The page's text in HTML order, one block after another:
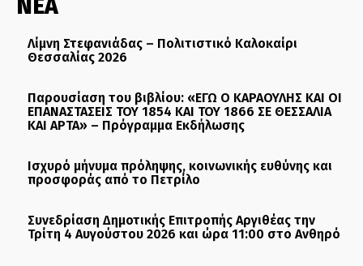
ΝΕΑ
Λίμνη Στεφανιάδας – Πολιτιστικό Καλοκαίρι
Θεσσαλίας 2026
Παρουσίαση του βιβλίου: «ΕΓΩ Ο ΚΑΡΑΟΥΛΗΣ ΚΑΙ ΟΙ
ΕΠΑΝΑΣΤΑΣΕΙΣ ΤΟΥ 1854 ΚΑΙ ΤΟΥ 1866 ΣΕ ΘΕΣΣΑΛΙΑ
ΚΑΙ ΑΡΤΑ» – Πρόγραμμα Εκδήλωσης
Ισχυρό μήνυμα πρόληψης, κοινωνικής ευθύνης και
προσφοράς από το Πετρίλο
Συνεδρίαση Δημοτικής Επιτροπής Αργιθέας την
Τρίτη 4 Αυγούστου 2026 και ώρα 11:00 στο Ανθηρό